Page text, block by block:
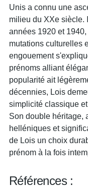
Unis a connu une
milieu du XXe siècle.
années 1920 et
mutations culturelles
engouement
prénoms alliant
popularité ait
décennies, Lois
simplicité classique
Son double héritage,
helléniques et
de Lois un choix
prénom à la fois
Références :